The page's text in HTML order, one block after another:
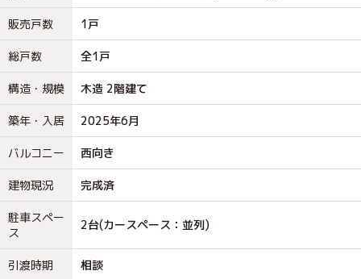
販売戸数 1戸
総戸数 全1戸
構造・規模 木造 2階建て
築年・入居 2025年6月
バルコニー 西向き
建物現況 完成済
駐車スペー
ス
2台(カースペース：並列)
引渡時期 相談